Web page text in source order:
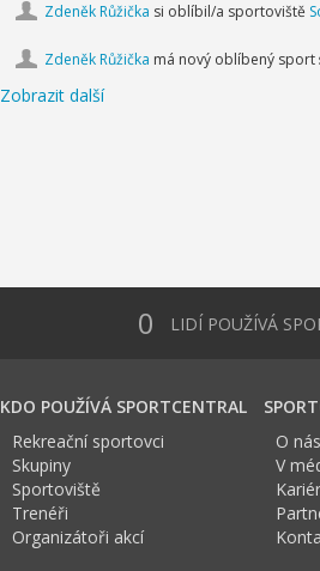
Zdeněk Růžička si oblíbil/a sportoviště
Zdeněk Růžička má nový oblíbený sport
Zobrazit další
0 LIDÍ POUŽÍVÁ
KDO POUŽÍVÁ SPORTCENTRAL
Rekreační sportovci
Skupiny
Sportoviště
Trenéři
Organizátoři akcí
O nás
V